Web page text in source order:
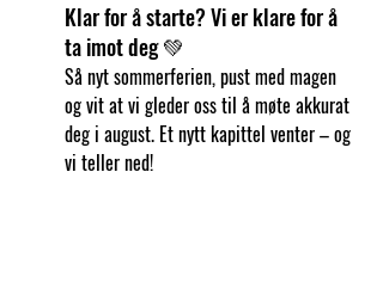
Klar for å starte? Vi er klare for å
ta imot deg 💚
Så nyt sommerferien, pust med magen
og vit at vi gleder oss til å møte akkurat
deg i august. Et nytt kapittel venter – og
vi teller ned!